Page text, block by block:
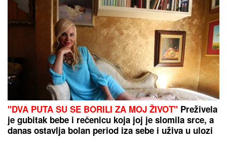
GASTOZAPokazali kako se provode
na Maldivima nakon POMIRENJA i
pred njen ulazak u "Elitu 10" -
komentari samo pljušte (VIDEO)